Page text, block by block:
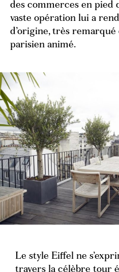
des commerces en pied
vaste opération lui a
d’origine, très
parisien animé.
Le style Eiffel ne
travers la célèbre tour